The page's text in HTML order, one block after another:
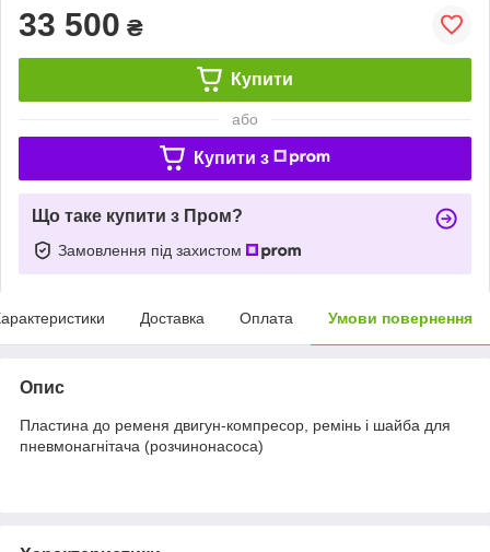
33 500 ₴
Купити
або
Купити з
Що таке купити з Пром?
Замовлення під захистом
Доставка Оплата Умови повернення
Опис
Пластина до ременя двигун-компресор, ремінь і шайба для
пневмонагнітача (розчинонасоса)